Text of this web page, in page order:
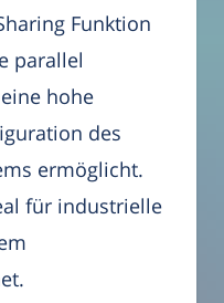
Funktion
parallel
hohe
des
ermöglicht.
für industrielle